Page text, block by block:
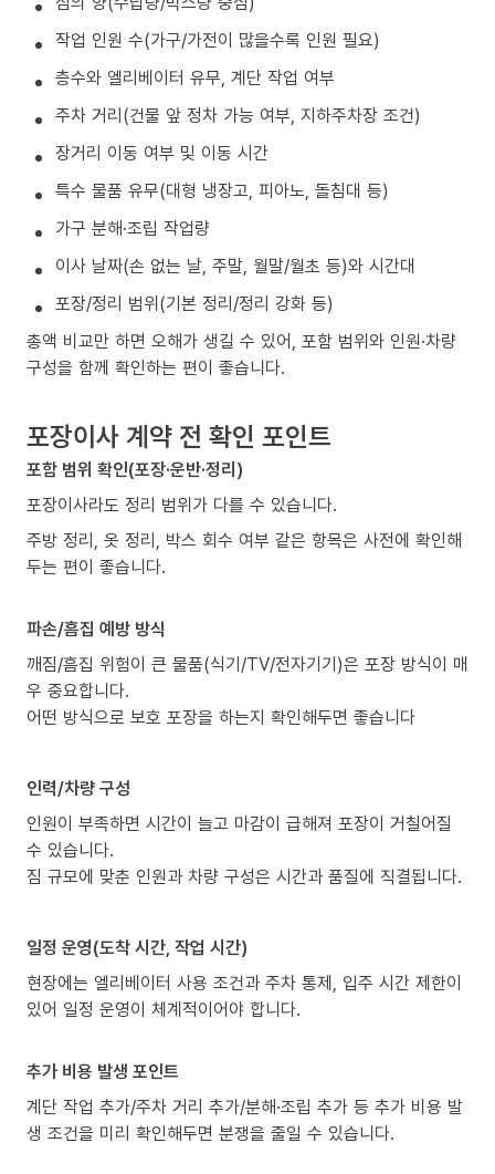
작업 인원 수(가구/가전이 많을수록 인원 필요)
층수와 엘리베이터 유무, 계단 작업 여부
주차 거리(건물 앞 정차 가능 여부, 지하주차장 조건)
장거리 이동 여부 및 이동 시간
특수 물품 유무(대형 냉장고, 피아노, 돌침대 등)
가구 분해·조립 작업량
이사 날짜(손 없는 날, 주말, 월말/월초 등)와 시간대
포장/정리 범위(기본 정리/정리 강화 등)
총액 비교만 하면 오해가 생길 수 있어, 포함 범위와 인원·차량
구성을 함께 확인하는 편이 좋습니다.
포장이사 계약 전 확인 포인트
포함 범위 확인(포장·운반·정리)
포장이사라도 정리 범위가 다를 수 있습니다.
주방 정리, 옷 정리, 박스 회수 여부 같은 항목은 사전에 확인해
두는 편이 좋습니다.
파손/흠집 예방 방식
깨짐/흠집 위험이 큰 물품(식기/TV/전자기기)은 포장 방식이 매
우 중요합니다.
어떤 방식으로 보호 포장을 하는지 확인해두면 좋습니다
인력/차량 구성
인원이 부족하면 시간이 늘고 마감이 급해져 포장이 거칠어질
수 있습니다.
짐 규모에 맞춘 인원과 차량 구성은 시간과 품질에 직결됩니다.
일정 운영(도착 시간, 작업 시간)
현장에는 엘리베이터 사용 조건과 주차 통제, 입주 시간 제한이
있어 일정 운영이 체계적이어야 합니다.
추가 비용 발생 포인트
계단 작업 추가/주차 거리 추가/분해·조립 추가 등 추가 비용 발
생 조건을 미리 확인해두면 분쟁을 줄일 수 있습니다.